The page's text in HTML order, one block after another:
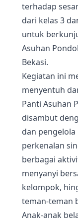
terhadap
dari kelas 3
untuk
Asuhan
Bekasi.
Kegiatan ini
menyentuh
Panti Asuhan
disambut
dan
perkenalan
berbagai
menyanyi
kelompok,
teman-teman
Anak-anak